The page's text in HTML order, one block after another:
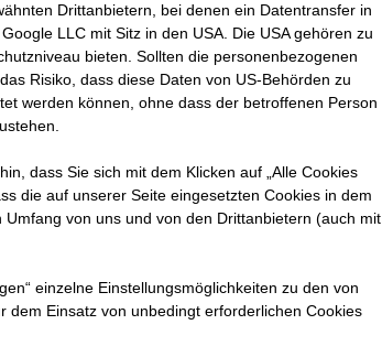
die bleiben: Straßen, Energienetze,
Sachsen-Anhalt und mehr als
Nationen, die an 14 Standorten
an über 600 Bauprojekten im Jahr.
– für Menschen, für Regionen, für die
Drittanbietern, bei denen ein Datentransfer in
LLC mit Sitz in den USA. Die USA gehören zu
bieten. Sollten die personenbezogenen
Risiko, dass diese Daten von US-Behörden zu
werden können, ohne dass der betroffenen Person
dass Sie sich mit dem Klicken auf „Alle Cookies
die auf unserer Seite eingesetzten Cookies in dem
von uns und von den Drittanbietern (auch mit
einzelne Einstellungsmöglichkeiten zu den von
Einsatz von unbedingt erforderlichen Cookies